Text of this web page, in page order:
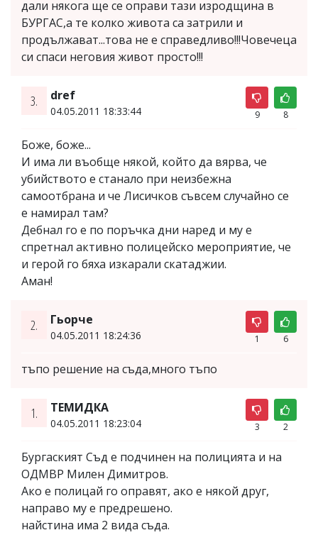
дали някога ще се оправи тази изродщина в
БУРГАС,а те колко живота са затрили и
продължават...това не е справедливо!!!Човечеца
си спаси неговия живот просто!!!
3. dref
04.05.2011 18:33:44 9 8
Боже, боже...
И има ли въобще някой, който да вярва, че
убийството е станало при неизбежна
самоотбрана и че Лисичков съвсем случайно се
е намирал там?
Дебнал го е по поръчка дни наред и му е
спретнал активно полицейско мероприятие, че
и герой го бяха изкарали скатаджии.
Аман!
2. Гьорче
04.05.2011 18:24:36 1 6
тъпо решение на съда,много тъпо
1. ТЕМИДКА
04.05.2011 18:23:04 3 2
Бургаският Съд е подчинен на полицията и на
ОДМВР Милен Димитров.
Ако е полицай го оправят, ако е някой друг,
направо му е предрешено.
найстина има 2 вида съда.